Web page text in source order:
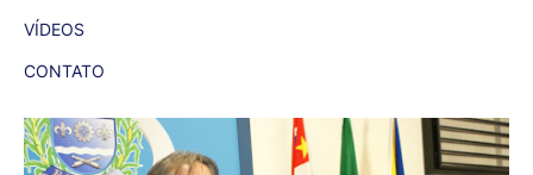
VÍDEOS
CONTATO